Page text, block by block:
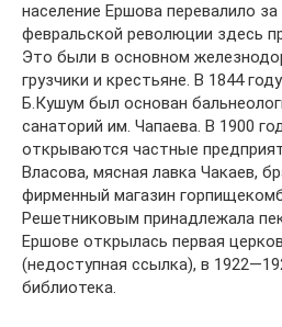
население Ершова перевалило
февральской революции здесь
Это были в основном
грузчики и крестьяне. В 1844
Б.Кушум был основан
санаторий им. Чапаева. В 1900
открываются частные
Власова, мясная лавка Чакаев,
фирменный магазин
Решетниковым принадлежала
Ершове открылась первая
(недоступная ссылка), в
библиотека.